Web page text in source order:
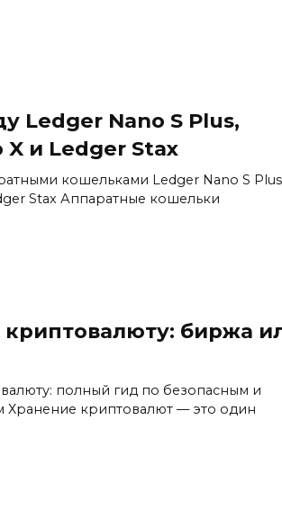
Ledger Nano S Plus,
X и Ledger Stax
кошельками Ledger Nano S
Stax Аппаратные кошельки
криптовалюту: биржа
полный гид по безопасным и
криптовалют — это один